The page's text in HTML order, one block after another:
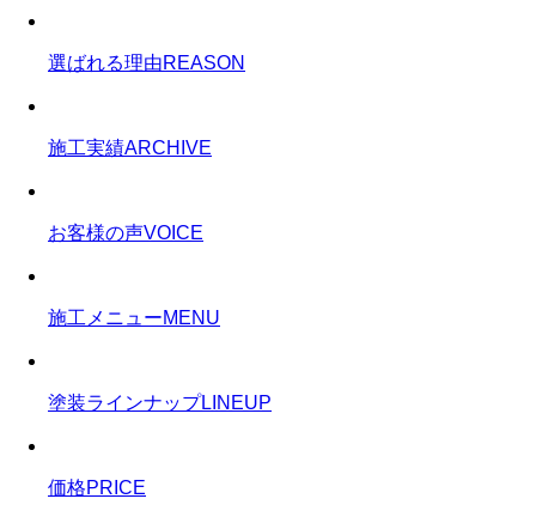
選ばれる理由REASON
施工実績ARCHIVE
お客様の声VOICE
施工メニューMENU
塗装ラインナップLINEUP
価格PRICE